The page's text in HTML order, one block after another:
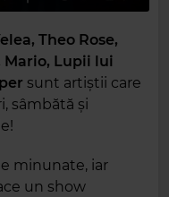
Theo Rose,
Mario, Lupii lui
sunt artiștii care
sâmbătă și
minunate, iar
un show